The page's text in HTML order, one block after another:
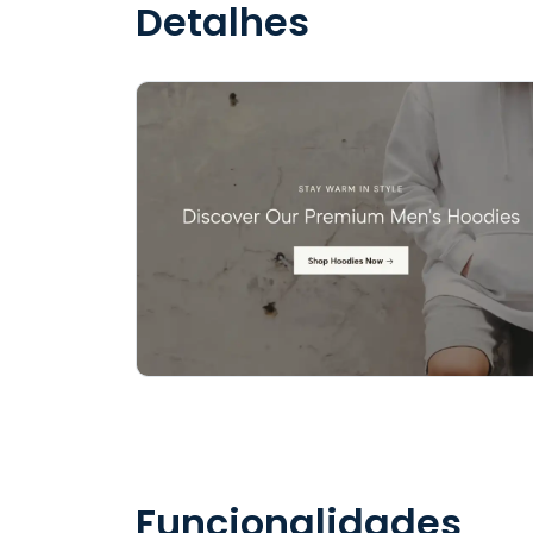
Detalhes